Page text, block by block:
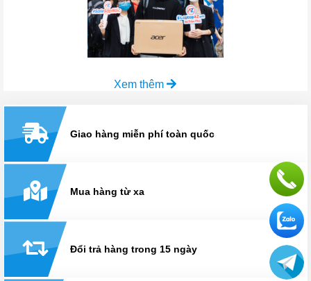
Xem thêm
Giao hàng miễn phí toàn quốc
Mua hàng từ xa
Đổi trả hàng trong 15 ngày